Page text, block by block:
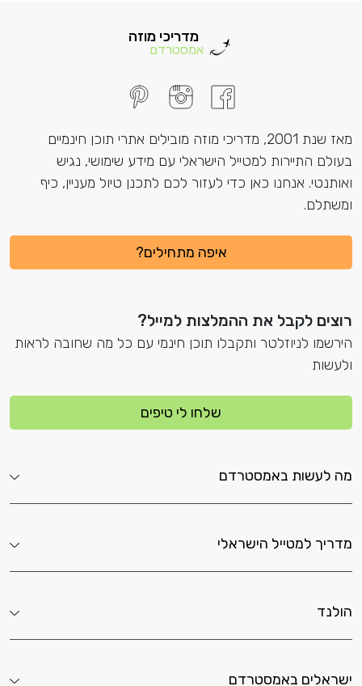
מדריכי מוזה
אמסטרדם
מאז שנת 2001, מדריכי מוזה מובילים אתרי תוכן חינמיים
בעולם התיירות למטייל הישראלי עם מידע שימושי, נגיש
ואותנטי. אנחנו כאן כדי לעזור לכם לתכנן טיול מעניין, כיף
ומשתלם.
איפה מתחילים?
רוצים לקבל את ההמלצות למייל?
הירשמו לניוזלטר ותקבלו תוכן חינמי עם כל מה שחובה לראות
ולעשות
שלחו לי טיפים
מה לעשות באמסטרדם
מדריך למטייל הישראלי
הולנד
ישראלים באמסטרדם